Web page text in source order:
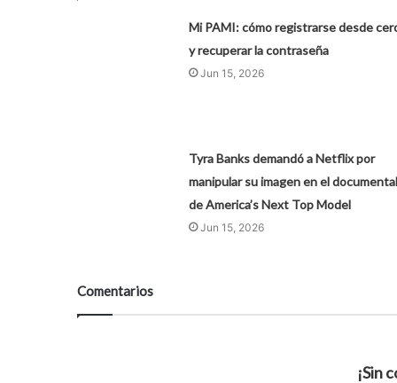
Mi PAMI: cómo registrarse desde
y recuperar la contraseña
Jun 15, 2026
Tyra Banks demandó a Netflix por
manipular su imagen en el documental
de America’s Next Top Model
Jun 15, 2026
Comentarios
¡Sin